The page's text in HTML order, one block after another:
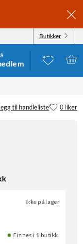
Butikker
til handleliste 0 liker
Ikke på lager
Finnes i 1 butikk.